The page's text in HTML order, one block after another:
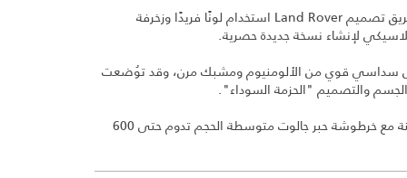
بالتعاون مع Caran d'Ache ، استطاع فريق تصميم Land Rover استخدام لونًا فريدًا وزخرفة
سداسي قوي من الألومنيوم ومشبك مرن، وقد توُضعت
يُقدم القلم في علبة هدايا رفيعة ومبطنة مع خرطوشة حبر جالوت متوسطة الحجم تدوم حتى 600